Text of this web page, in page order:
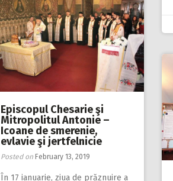
Episcopul Chesarie şi
Mitropolitul Antonie –
Icoane de smerenie,
evlavie şi jertfelnicie
Posted on February 13, 2019
În 17 ianuarie, ziua de prăznuire a